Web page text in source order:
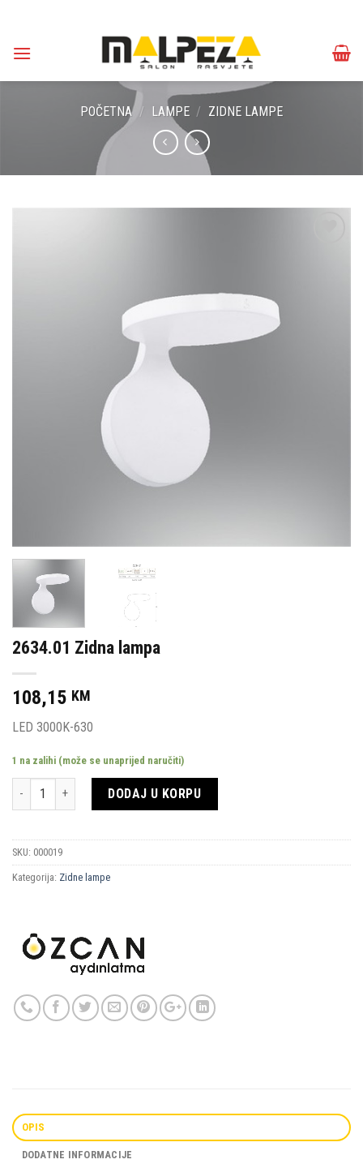
content
POČETNA / LAMPE / ZIDNE LAMPE
2634.01 Zidna lampa
108,15 KM
LED 3000K-630
1 na zalihi (može se unaprijed naručiti)
Količina DODAJ U KORPU
SKU: 000019
Kategorija: Zidne lampe
OPIS
DODATNE INFORMACIJE